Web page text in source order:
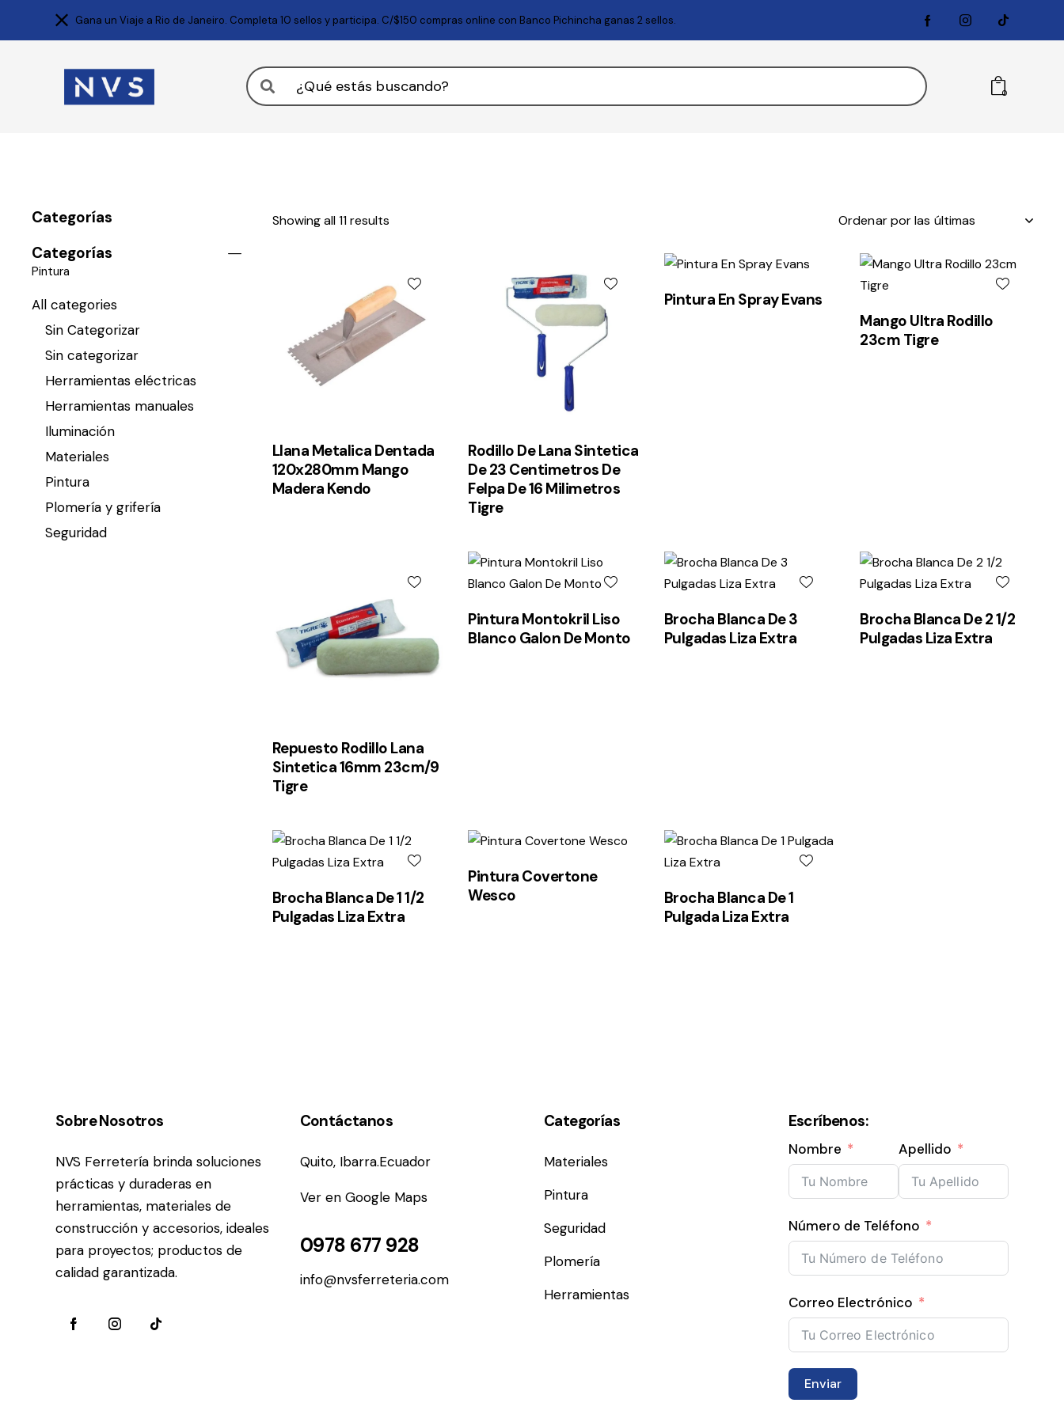
Gana un Viaje a Rio de Janeiro. Completa 10 sellos y participa. C/$150 compras online con Banco Pichincha ganas 2 sellos.
0
Showing all 11 results
Llana Metalica Dentada
120x280mm Mango
Madera Kendo
Rodillo De Lana Sintetica
De 23 Centimetros De
Felpa De 16 Milimetros
Tigre
Pintura En Spray Evans
Mango Ultra Rodillo
23cm Tigre
Repuesto Rodillo Lana
Sintetica 16mm 23cm/9
Tigre
Pintura Montokril Liso
Blanco Galon De Monto
Brocha Blanca De 3
Pulgadas Liza Extra
Brocha Blanca De 2 1/2
Pulgadas Liza Extra
Brocha Blanca De 1 1/2
Pulgadas Liza Extra
Pintura Covertone
Wesco
Brocha Blanca De 1
Pulgada Liza Extra
Categorías
Categorías
Pintura
All categories
Sin Categorizar
Sin categorizar
Herramientas eléctricas
Herramientas manuales
Iluminación
Materiales
Pintura
Plomería y grifería
Seguridad
Sobre Nosotros
NVS Ferretería brinda soluciones
prácticas y duraderas en
herramientas, materiales de
construcción y accesorios, ideales
para proyectos; productos de
calidad garantizada.
Contáctanos
Quito, Ibarra.Ecuador
Ver en Google Maps
0978 677 928
info@nvsferreteria.com
Categorías
Materiales
Pintura
Seguridad
Plomería
Herramientas
Escríbenos:
Nombre Apellido
Número de Teléfono
Correo Electrónico
Enviar